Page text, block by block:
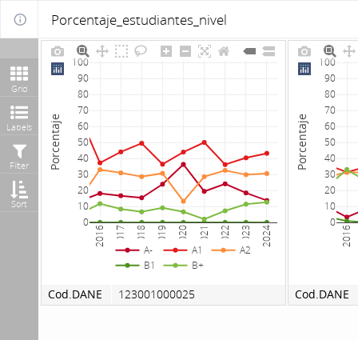
Porcentaje_estudiantes_nivel
Grid
Labels
Filter
Sort
2016 2017 2018 2019 2020 2021 2022 2023 2024
0
10
20
30
40
50
60
70
80
90
100
A- A1
A2
B1
B+
Porcentaje
Cod.DANE 123001000025
2016
0
10
20
30
40
50
60
70
80
90
100
Porcentaje
Cod.DANE